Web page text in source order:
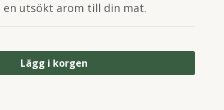
en utsökt arom till din mat.
Lägg i korgen